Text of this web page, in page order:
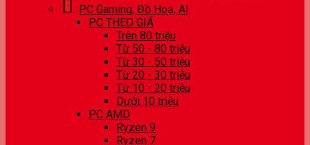
PC Gaming, Đồ Hoạ, AI
PC THEO GIÁ
Trên 80 triệu
Từ 50 - 80 triệu
Từ 30 - 50 triệu
Từ 20 - 30 triệu
Từ 10 - 20 triệu
Dưới 10 triệu
PC AMD
Ryzen 9
Ryzen 7